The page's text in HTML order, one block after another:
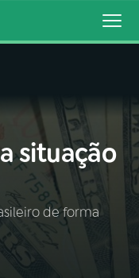
situação
de forma